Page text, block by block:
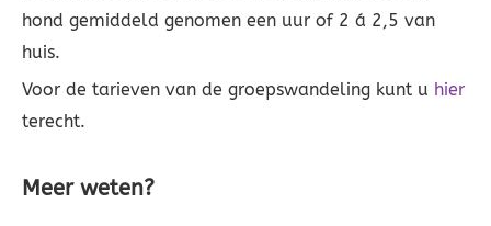
hond gemiddeld genomen een uur of 2 á 2,5 van
huis.
Voor de tarieven van de groepswandeling kunt u hier
terecht.
Meer weten?